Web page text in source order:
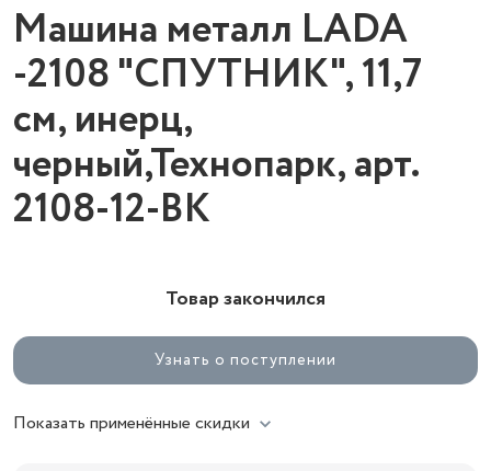
Машина металл LADA
-2108 "СПУТНИК", 11,7
см, инерц,
черный,Технопарк, арт.
2108-12-BK
Товар закончился
Узнать о поступлении
Показать применённые скидки